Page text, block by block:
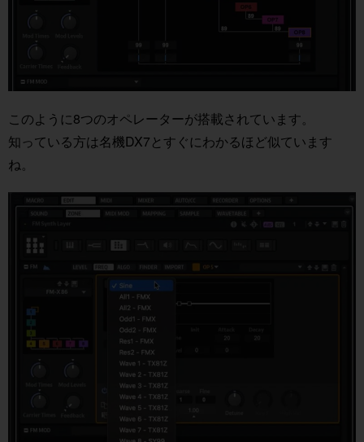
このように8つのオペレーターが搭載されています。
知っている方は名機DX7とすぐにわかるほど似ています
ね。